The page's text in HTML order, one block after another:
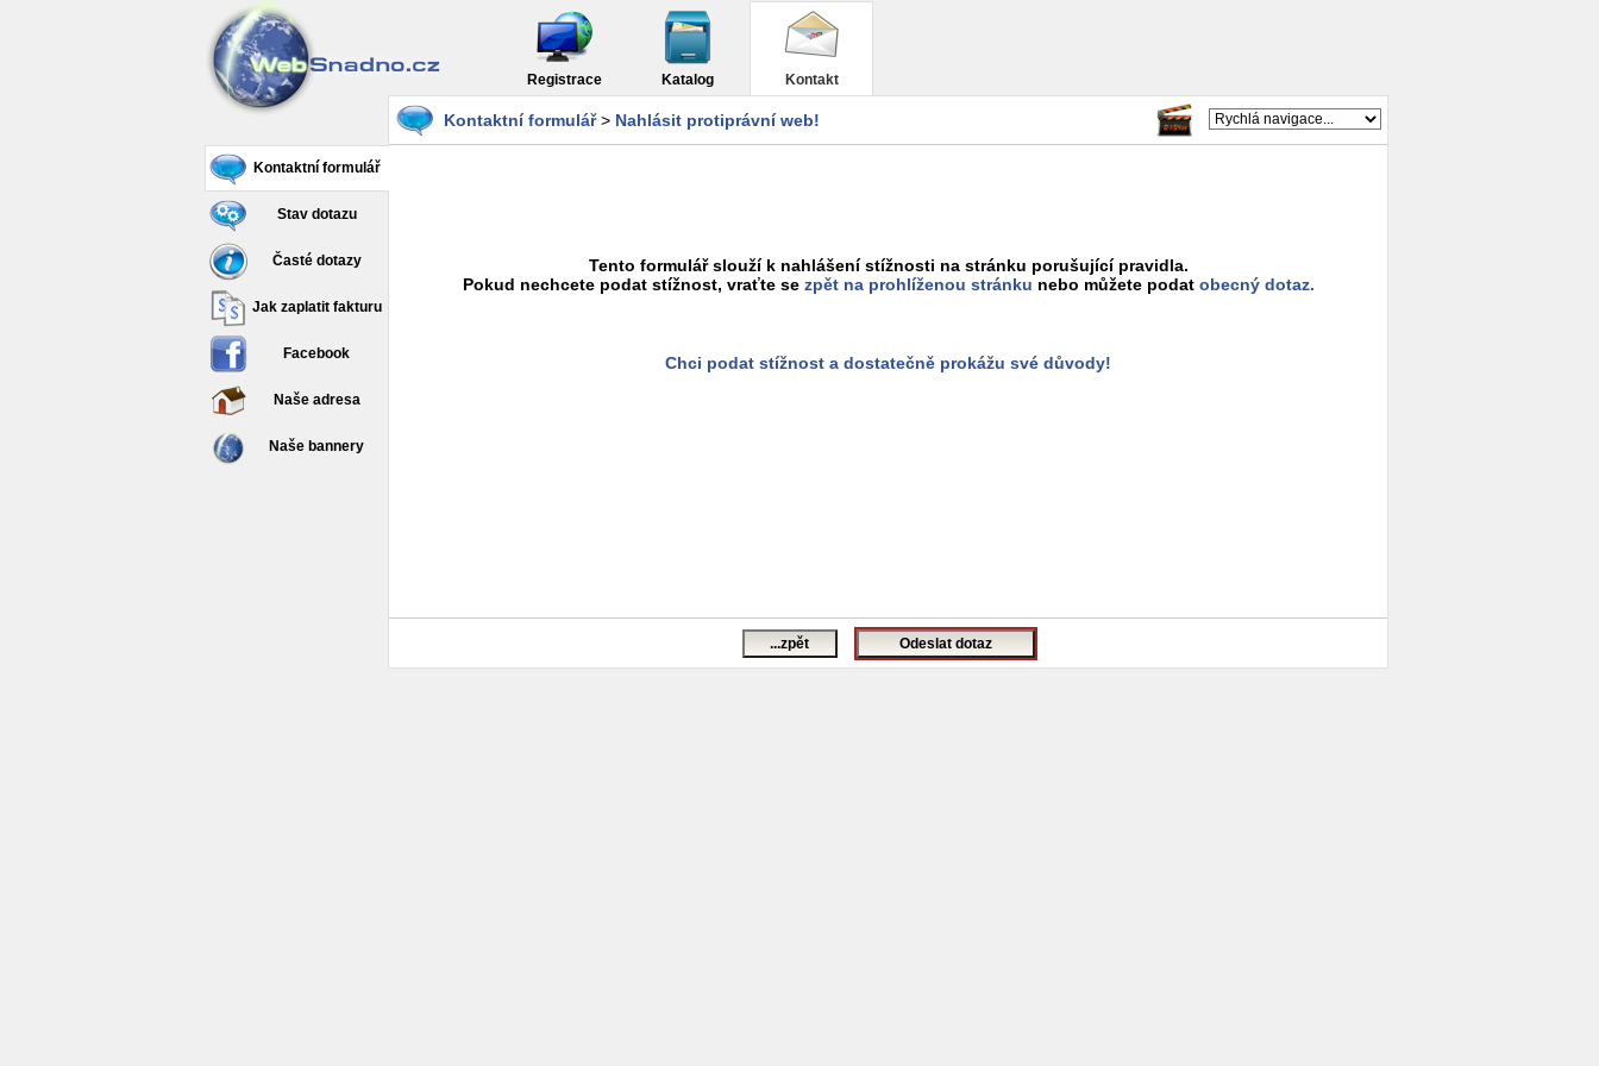
Registrace Katalog Kontakt
Kontaktní formulář
Stav dotazu
Časté dotazy
Jak zaplatit fakturu
Facebook
Naše adresa
Naše bannery
Kontaktní formulář> Nahlásit protiprávní web!
Tento formulář slouží k nahlášení stížnosti na stránku porušující pravidla.
Pokud nechcete podat stížnost, vraťte se zpět na prohlíženou stránku nebo můžete podat obecný dotaz.
Chci podat stížnost a dostatečně prokážu své důvody!